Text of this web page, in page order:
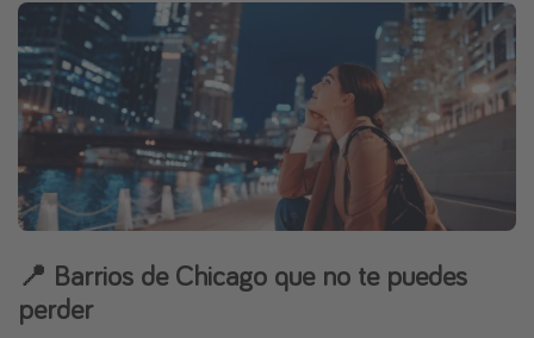
📍 Barrios de Chicago que no te puedes
perder